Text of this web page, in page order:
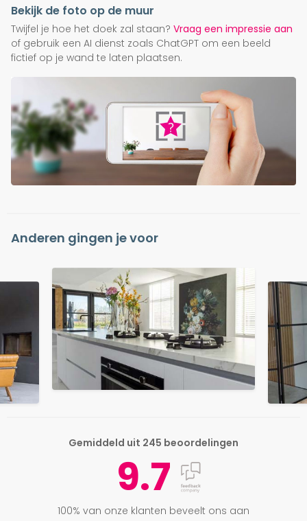
Bekijk de foto op de muur
Twijfel je hoe het doek zal staan? Vraag een impressie aan
of gebruik een AI dienst zoals ChatGPT om een beeld
fictief op je wand te laten plaatsen.
Anderen gingen je voor
Gemiddeld uit 245 beoordelingen
9.7
100% van onze klanten beveelt ons aan